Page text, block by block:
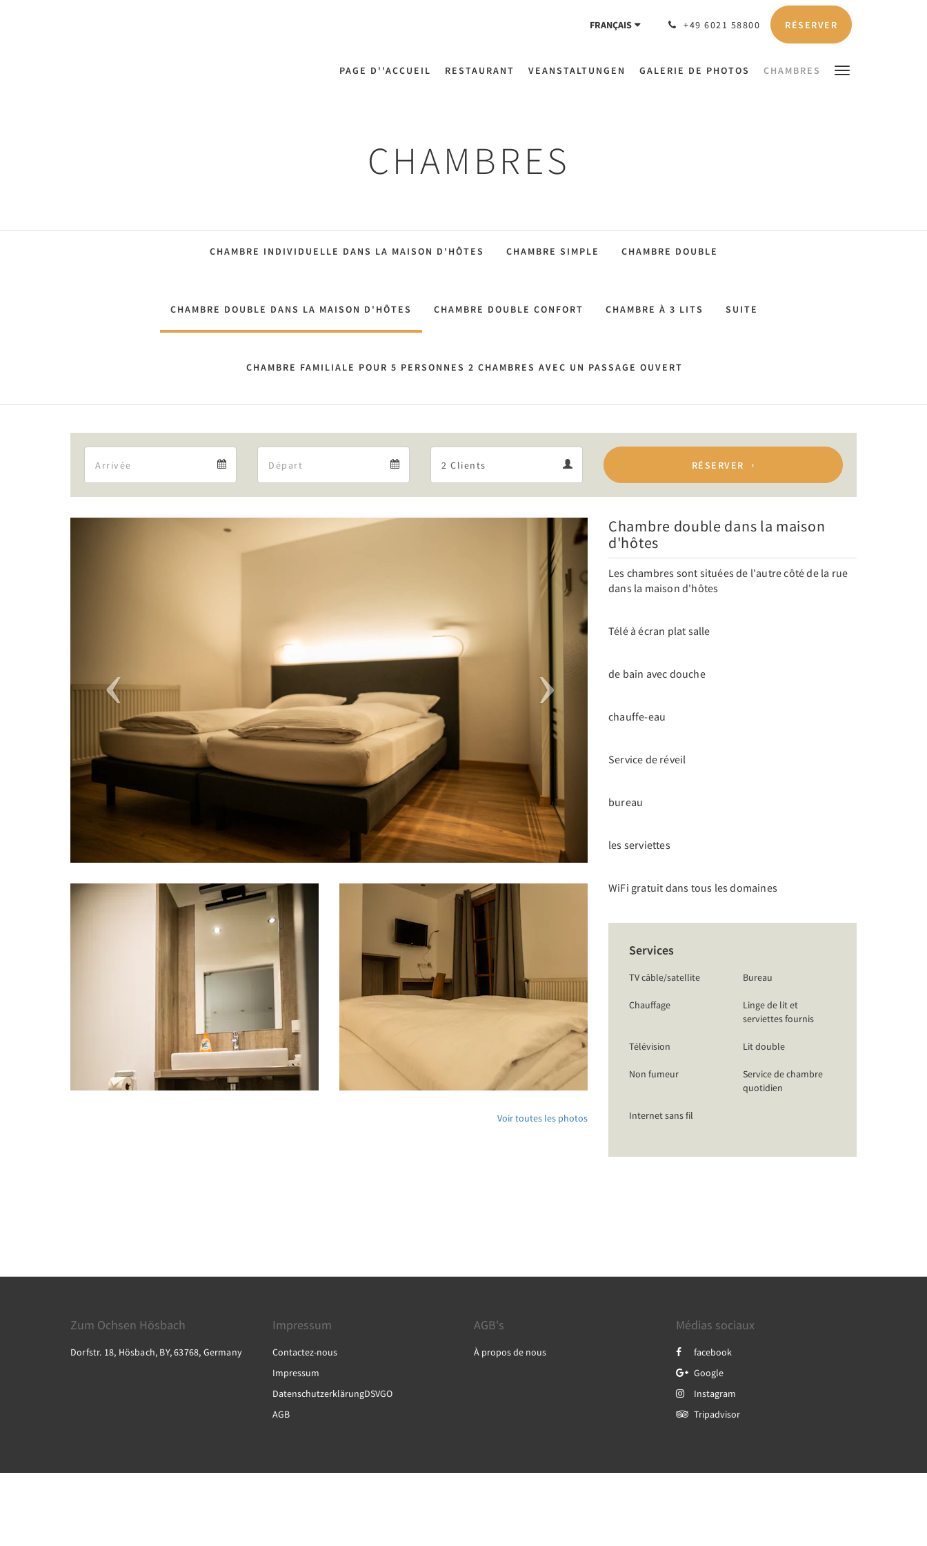
FRANÇAIS +49 6021 58800 RÉSERVER
PAGE D''ACCUEIL RESTAURANT VEANSTALTUNGEN GALERIE DE PHOTOS CHAMBRES
CHAMBRES
CHAMBRE INDIVIDUELLE DANS LA MAISON D'HÔTES CHAMBRE SIMPLE CHAMBRE DOUBLE
CHAMBRE DOUBLE DANS LA MAISON D'HÔTES CHAMBRE DOUBLE CONFORT CHAMBRE À 3 LITS SUITE
CHAMBRE FAMILIALE POUR 5 PERSONNES 2 CHAMBRES AVEC UN PASSAGE OUVERT
RÉSERVER
Voir toutes les photos
Chambre double dans la maison
d'hôtes
Les chambres sont situées de l'autre côté de la rue
dans la maison d'hôtes
Télé à écran plat salle
de bain avec douche
chauffe-eau
Service de réveil
bureau
les serviettes
WiFi gratuit dans tous les domaines
Services
TV câble/satellite Bureau
Chauffage
Linge de lit et
serviettes fournis
Télévision Lit double
Non fumeur
Service de chambre
quotidien
Internet sans fil
Zum Ochsen Hösbach
Dorfstr. 18, Hösbach, BY, 63768, Germany
Impressum
Contactez-nous
Impressum
DatenschutzerklärungDSVGO
AGB
AGB's
À propos de nous
Médias sociaux
facebook
Google
Instagram
Tripadvisor